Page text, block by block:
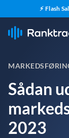
⚡ Flash
Sådan
2023